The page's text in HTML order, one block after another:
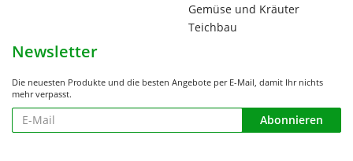
Gemüse und Kräuter
Teichbau
Newsletter
Die neuesten Produkte und die besten Angebote per E-Mail, damit Ihr nichts
mehr verpasst.
Newsletter Abonnieren